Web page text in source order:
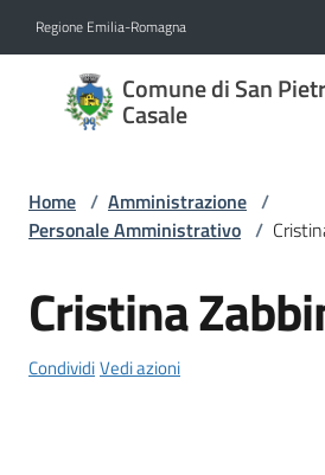
Regione Emilia-Romagna
Comune di San
Casale
Comune
di San
in
Casale
Amministrazione
Menu selezionato
Home / Amministrazione /
Personale Amministrativo /
Salta al contenuto
Cristina
CondividiVedi azioni